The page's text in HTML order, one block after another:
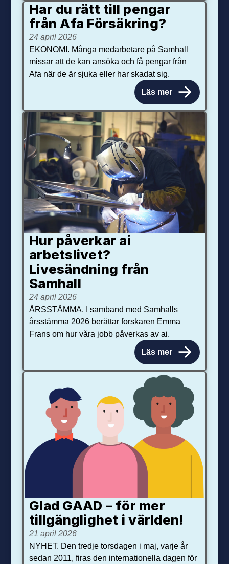
Har du rätt till pengar
från Afa Försäkring?
24 april 2026
EKONOMI. Många medarbetare på Samhall
missar att de kan ansöka och få pengar från
Afa när de är sjuka eller har skadat sig.
Läs mer
Hur påverkar ai
arbetslivet?
Livesändning från
Samhall
24 april 2026
ÅRSSTÄMMA. I samband med Samhalls
årsstämma 2026 berättar forskaren Emma
Frans om hur våra jobb påverkas av ai.
Läs mer
Glad GAAD – för mer
tillgänglighet i världen!
21 april 2026
NYHET. Den tredje torsdagen i maj, varje år
sedan 2011, firas den internationella dagen för